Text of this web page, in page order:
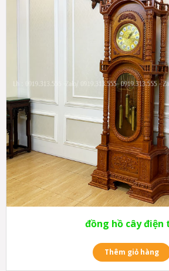
đồng hồ cây điện
Thêm giỏ hàng